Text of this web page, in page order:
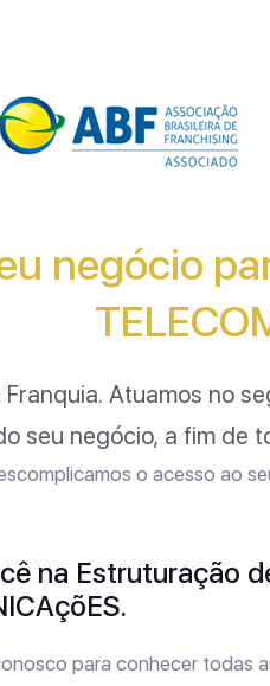
negócio
Atuamos no
seu negócio, a fim de
o acesso ao
na Estruturação
para conhecer todas